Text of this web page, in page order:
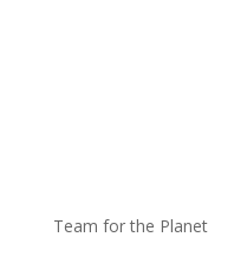
Team for the Planet